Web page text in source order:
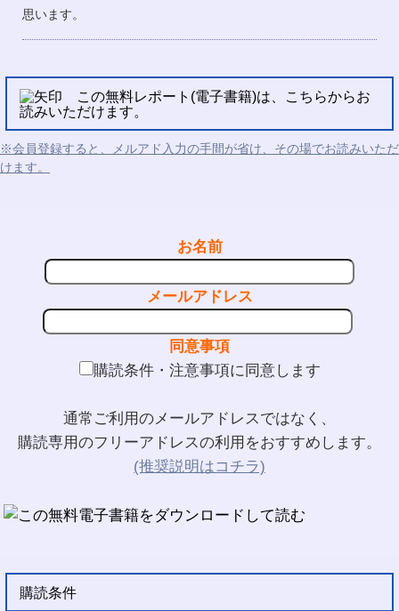
思います。
この無料レポート(電子書籍)は、こちらからお
読みいただけます。
※会員登録すると、メルアド入力の手間が省け、その場でお読みいただ
けます。
お名前
メールアドレス
同意事項
購読条件・注意事項に同意します
通常ご利用のメールアドレスではなく、
購読専用のフリーアドレスの利用をおすすめします。
(推奨説明はコチラ)
購読条件